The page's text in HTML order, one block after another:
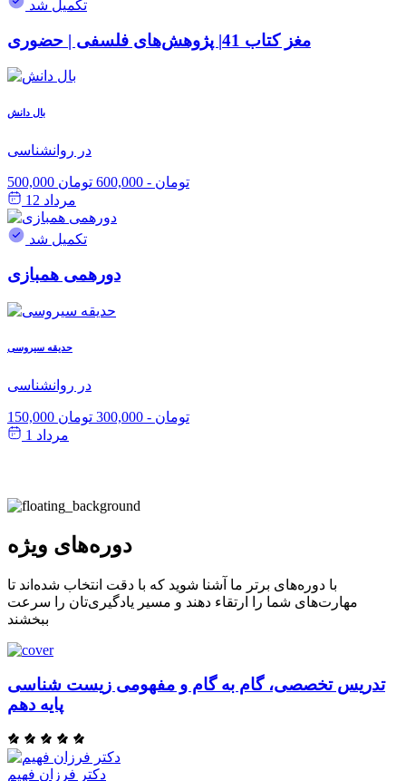
تکمیل شد
مغز کتاب 41| پژوهش‌های فلسفی | حضوری
بال دانش
در روانشناسی
500,000 تومان - 600,000 تومان
مرداد 12
تکمیل شد
دورهمی همبازی
حدیقه سیروسی
در روانشناسی
150,000 تومان - 300,000 تومان
مرداد 1
دوره‌های ویژه
با دوره‌های برتر ما آشنا شوید که با دقت انتخاب شده‌اند تا
مهارت‌های شما را ارتقاء دهند و مسیر یادگیری‌تان را سرعت
ببخشند
تدریس تخصصی، گام به گام و مفهومی زیست شناسی
پایه دهم
دکتر فرزان فهیم